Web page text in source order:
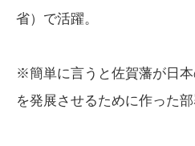
省）で活躍。
※簡単に言うと佐賀藩が日
を発展させるために作った部